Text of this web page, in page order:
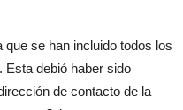
se han incluido todos los
Esta debió haber sido
de contacto de la